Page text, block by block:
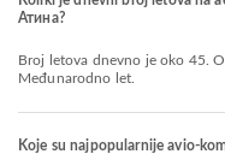
Атина?
Broj letova dnevno je oko 45. Ovaj aerodrom opslužuje Domaći &
Međunarodno let.
Koje su najpopularnije avio-